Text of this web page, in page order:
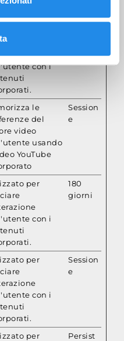
con i
le
del
video
usando
YouTube
Session
e
per
con i
180
giorni
per
con i
Session
e
per
Persist